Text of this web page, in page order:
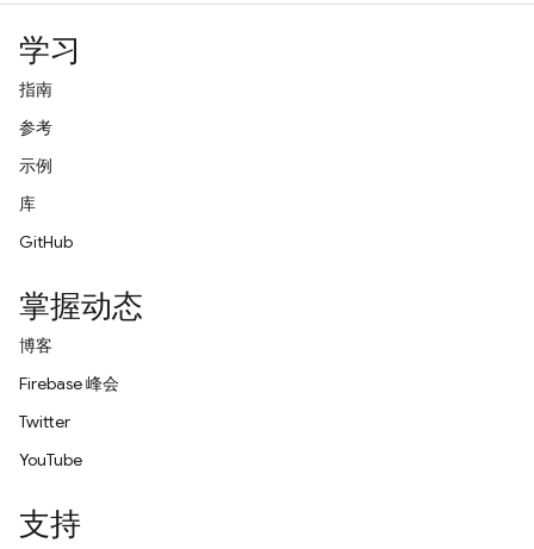
学习
指南
参考
示例
库
GitHub
掌握动态
博客
Firebase 峰会
Twitter
YouTube
支持